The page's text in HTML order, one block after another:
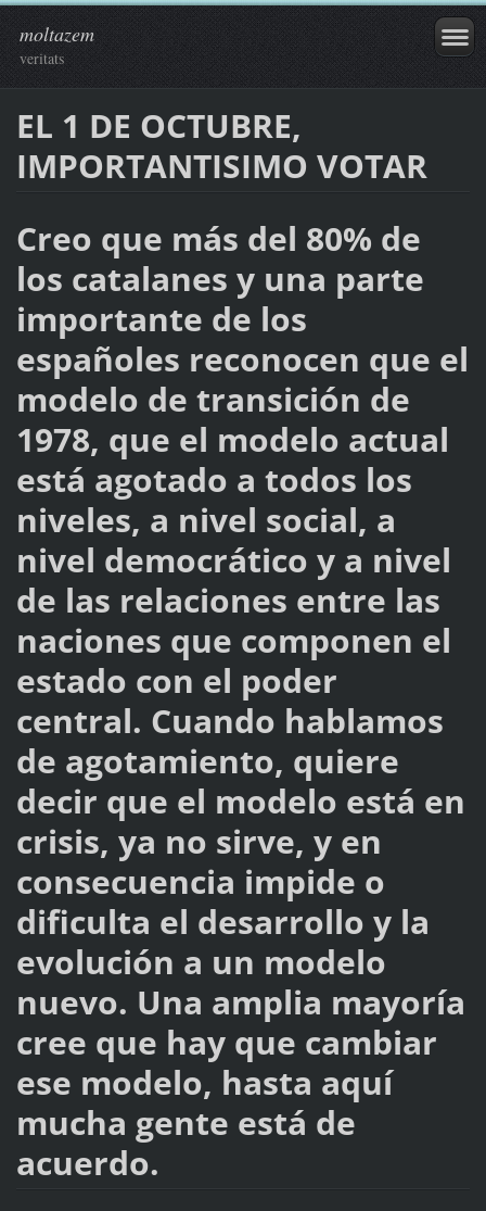
moltazem
veritats
EL 1 DE OCTUBRE,
IMPORTANTISIMO VOTAR
Creo que más del 80% de
los catalanes y una parte
importante de los
españoles reconocen que el
modelo de transición de
1978, que el modelo actual
está agotado a todos los
niveles, a nivel social, a
nivel democrático y a nivel
de las relaciones entre las
naciones que componen el
estado con el poder
central. Cuando hablamos
de agotamiento, quiere
decir que el modelo está en
crisis, ya no sirve, y en
consecuencia impide o
dificulta el desarrollo y la
evolución a un modelo
nuevo. Una amplia mayoría
cree que hay que cambiar
ese modelo, hasta aquí
mucha gente está de
acuerdo.